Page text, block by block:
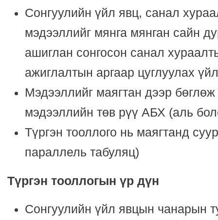
Сонгуулийн үйл явц, санал
мэдээллийг мянга мянган сайн
ашиглан сонгосон санал
ажиглалтын аргаар цуглуулах
Мэдээллийг маягтан дээр
мэдээллийн төв рүү АБХ (аль
Түргэн тооллого нь маягтанд
параллель табуляц)
Түргэн тооллогын үр дүн
Сонгуулийн үйл явцын чанарын